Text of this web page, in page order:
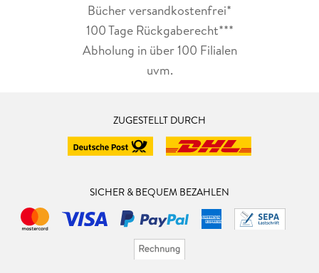
Bücher versandkostenfrei*
100 Tage Rückgaberecht***
Abholung in über 100 Filialen
uvm.
ZUGESTELLT DURCH
SICHER & BEQUEM BEZAHLEN